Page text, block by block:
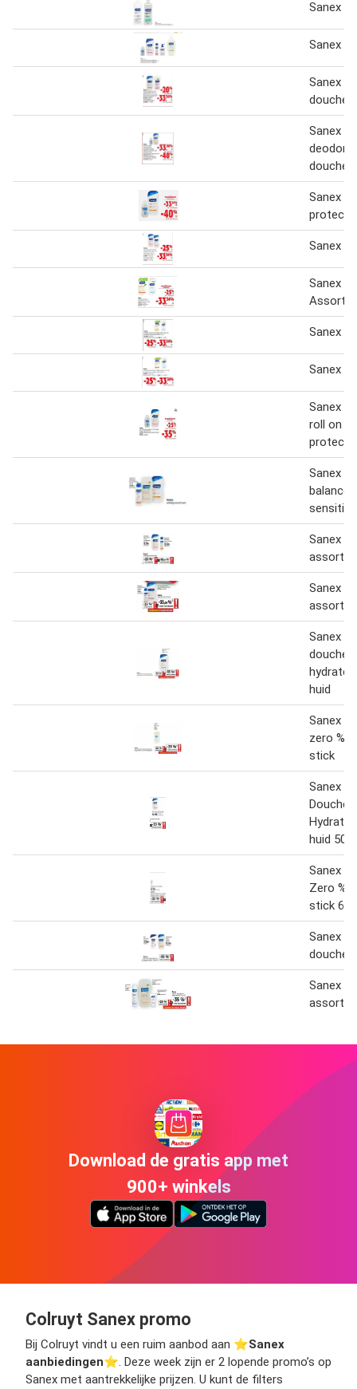
Sanex
Sanex
Sanex
Sanex
Sanex
protect
Sanex
Sanex
Sanex
Sanex
Sanex
roll on
Sanex
balance
sensitive
Sanex
Sanex
Sanex
hydrate
huid
Sanex
zero %
stick
Sanex
Hydrate
huid
Sanex
Zero %
stick
Sanex
Sanex
Download de gratis app met
900+ winkels
Colruyt Sanex promo
Bij Colruyt vindt u een ruim aanbod aan ⭐️Sanex
aanbiedingen⭐️. Deze week zijn er 2 lopende promo’s op
Sanex met aantrekkelijke prijzen. U kunt de filters